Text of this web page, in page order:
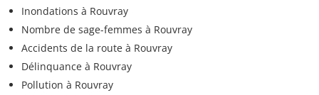
Inondations à Rouvray
Nombre de sage-femmes à Rouvray
Accidents de la route à Rouvray
Délinquance à Rouvray
Pollution à Rouvray